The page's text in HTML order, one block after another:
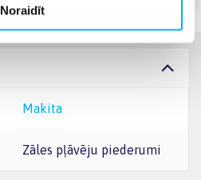
Noraidīt
Makita
Zāles pļāvēju piederumi